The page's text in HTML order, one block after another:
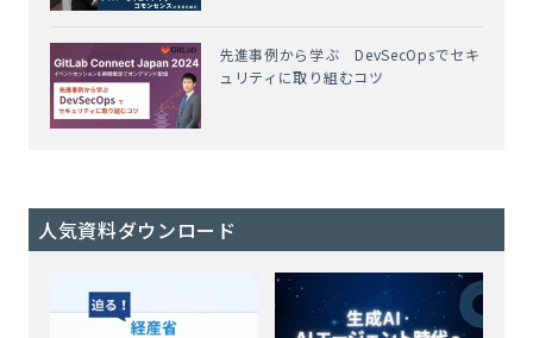
先進事例から学ぶ DevSecOpsでセキ
ュリティに取り組むコツ
人気資料ダウンロード